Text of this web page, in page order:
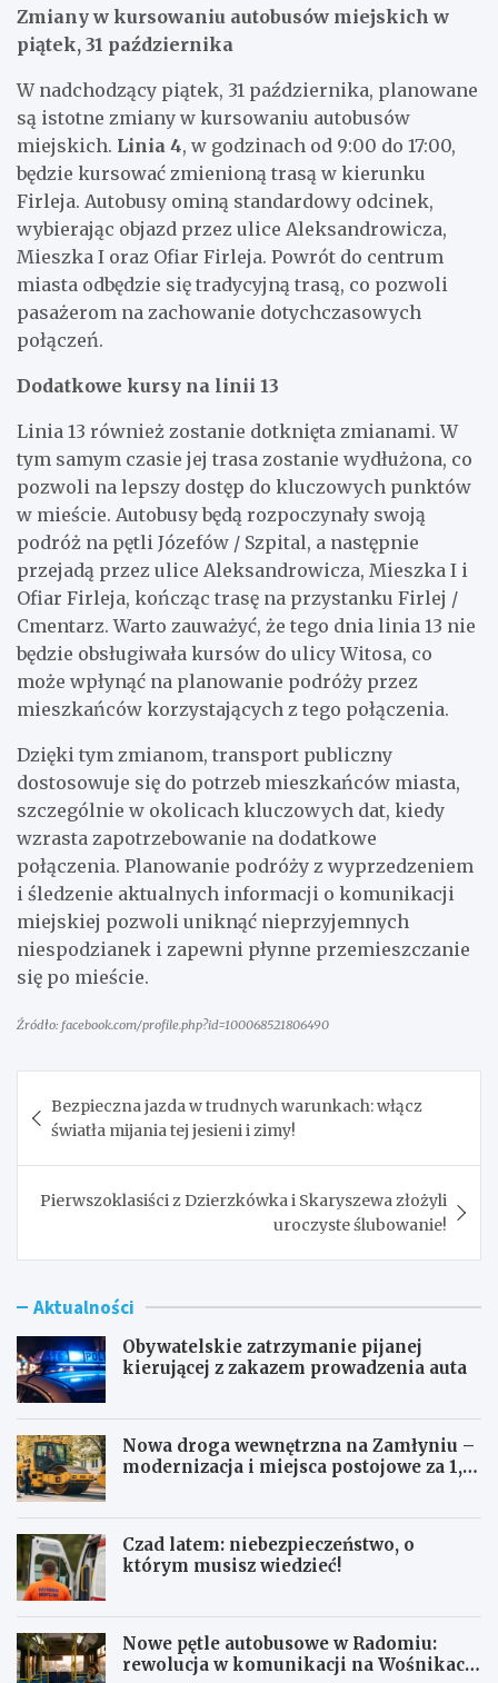
Zmiany w kursowaniu autobusów miejskich w
piątek, 31 października
W nadchodzący piątek, 31 października, planowane
są istotne zmiany w kursowaniu autobusów
miejskich. Linia 4, w godzinach od 9:00 do 17:00,
będzie kursować zmienioną trasą w kierunku
Firleja. Autobusy ominą standardowy odcinek,
wybierając objazd przez ulice Aleksandrowicza,
Mieszka I oraz Ofiar Firleja. Powrót do centrum
miasta odbędzie się tradycyjną trasą, co pozwoli
pasażerom na zachowanie dotychczasowych
połączeń.
Dodatkowe kursy na linii 13
Linia 13 również zostanie dotknięta zmianami. W
tym samym czasie jej trasa zostanie wydłużona, co
pozwoli na lepszy dostęp do kluczowych punktów
w mieście. Autobusy będą rozpoczynały swoją
podróż na pętli Józefów / Szpital, a następnie
przejadą przez ulice Aleksandrowicza, Mieszka I i
Ofiar Firleja, kończąc trasę na przystanku Firlej /
Cmentarz. Warto zauważyć, że tego dnia linia 13 nie
będzie obsługiwała kursów do ulicy Witosa, co
może wpłynąć na planowanie podróży przez
mieszkańców korzystających z tego połączenia.
Dzięki tym zmianom, transport publiczny
dostosowuje się do potrzeb mieszkańców miasta,
szczególnie w okolicach kluczowych dat, kiedy
wzrasta zapotrzebowanie na dodatkowe
połączenia. Planowanie podróży z wyprzedzeniem
i śledzenie aktualnych informacji o komunikacji
miejskiej pozwoli uniknąć nieprzyjemnych
niespodzianek i zapewni płynne przemieszczanie
się po mieście.
Źródło: facebook.com/profile.php?id=100068521806490
wpisu
Bezpieczna jazda w trudnych warunkach: włącz
światła mijania tej jesieni i zimy!
Pierwszoklasiści z Dzierzkówka i Skaryszewa złożyli
uroczyste ślubowanie!
Aktualności
Obywatelskie zatrzymanie pijanej
kierującej z zakazem prowadzenia auta
Nowa droga wewnętrzna na Zamłyniu –
modernizacja i miejsca postojowe za 1,1
Czad latem: niebezpieczeństwo, o
którym musisz wiedzieć!
Nowe pętle autobusowe w Radomiu:
rewolucja w komunikacji na Wośnikach,